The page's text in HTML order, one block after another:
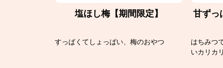
塩ほし梅【期間限定】
すっぱくてしょっぱい、梅のおやつ
甘ずっ
はちみつ
いカリカ